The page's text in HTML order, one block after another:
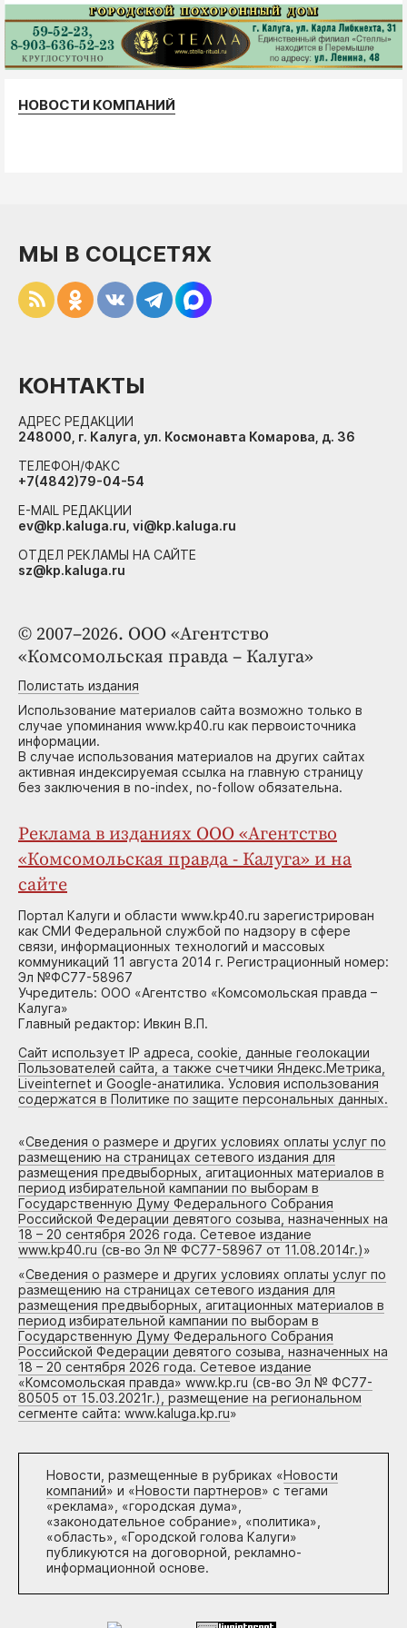
НОВОСТИ КОМПАНИЙ
© 2007–2026. ООО «Агентство
«Комсомольская правда – Калуга»
Полистать издания
Использование материалов сайта возможно только в
случае упоминания www.kp40.ru как первоисточника
информации.
В случае использования материалов на других сайтах
активная индексируемая ссылка на главную страницу
без заключения в no-index, no-follow обязательна.
Реклама в изданиях ООО «Агентство
«Комсомольская правда - Калуга» и на
сайте
Портал Калуги и области www.kp40.ru зарегистрирован
как СМИ Федеральной службой по надзору в сфере
связи, информационных технологий и массовых
коммуникаций 11 августа 2014 г. Регистрационный номер:
Эл №ФС77-58967
Учредитель: ООО «Агентство «Комсомольская правда –
Калуга»
Главный редактор: Ивкин В.П.
Сайт использует IP адреса, cookie, данные геолокации
Пользователей сайта, а также счетчики Яндекс.Метрика,
Liveinternet и Google-анатилика. Условия использования
содержатся в Политике по защите персональных данных.
«Сведения о размере и других условиях оплаты услуг по
размещению на страницах сетевого издания для
размещения предвыборных, агитационных материалов в
период избирательной кампании по выборам в
Государственную Думу Федерального Собрания
Российской Федерации девятого созыва, назначенных на
18 – 20 сентября 2026 года. Сетевое издание
www.kp40.ru (св-во Эл № ФС77-58967 от 11.08.2014г.)»
«Сведения о размере и других условиях оплаты услуг по
размещению на страницах сетевого издания для
размещения предвыборных, агитационных материалов в
период избирательной кампании по выборам в
Государственную Думу Федерального Собрания
Российской Федерации девятого созыва, назначенных на
18 – 20 сентября 2026 года. Сетевое издание
«Комсомольская правда» www.kp.ru (св-во Эл № ФС77-
80505 от 15.03.2021г.), размещение на региональном
сегменте сайта: www.kaluga.kp.ru»
Новости, размещенные в рубриках «Новости
компаний» и «Новости партнеров» с тегами
«реклама», «городская дума»,
«законодательное собрание», «политика»,
«область», «Городской голова Калуги»
публикуются на договорной, рекламно-
информационной основе.
МЫ В СОЦСЕТЯХ
КОНТАКТЫ
АДРЕС РЕДАКЦИИ
248000, г. Калуга, ул. Космонавта Комарова, д. 36
ТЕЛЕФОН/ФАКС
+7(4842)79-04-54
E-MAIL РЕДАКЦИИ
ev@kp.kaluga.ru, vi@kp.kaluga.ru
ОТДЕЛ РЕКЛАМЫ НА САЙТЕ
sz@kp.kaluga.ru